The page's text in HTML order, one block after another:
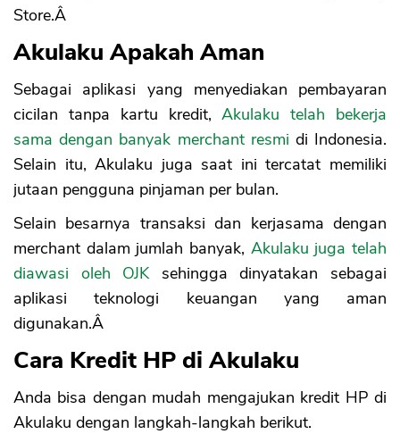
Store.Â
Akulaku Apakah Aman
Sebagai aplikasi yang menyediakan pembayaran
cicilan tanpa kartu kredit,Akulaku telah bekerja
sama dengan banyak merchant resmi di Indonesia.
Selain itu, Akulaku juga saat ini tercatat memiliki
jutaan pengguna pinjaman per bulan.
Selain besarnya transaksi dan kerjasama dengan
merchant dalam jumlah banyak, Akulaku juga telah
diawasi oleh OJKsehingga dinyatakan sebagai
aplikasi teknologi keuangan yang aman
digunakan.Â
Cara Kredit HP di Akulaku
Anda bisa dengan mudah mengajukan kredit HP di
Akulaku dengan langkah-langkah berikut.